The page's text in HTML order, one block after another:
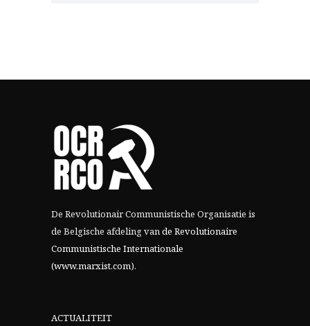
De Revolutionair Communistische Organisatie is
de Belgische afdeling vande Revolutionaire
Communistische Internationale
(www.marxist.com).
ACTUALITEIT